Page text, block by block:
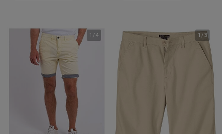
1 /4 1 /3